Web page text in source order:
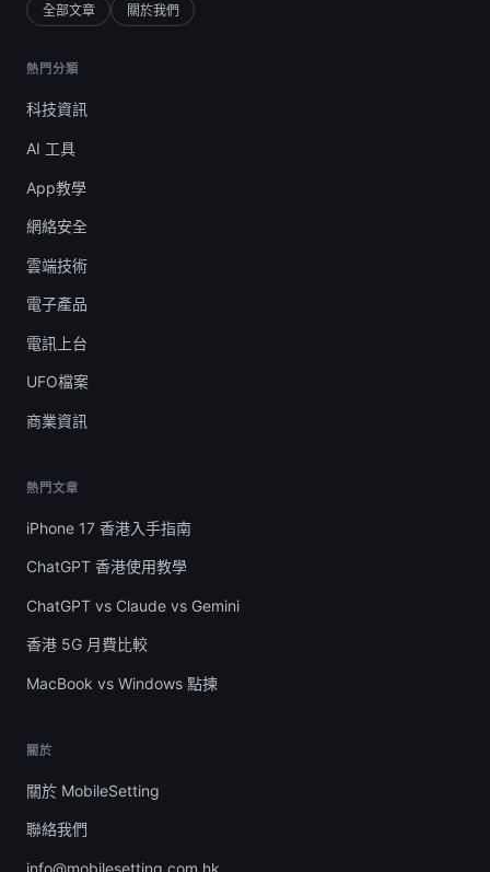
全部文章 關於我們
熱門分類
科技資訊
AI 工具
App教學
網絡安全
雲端技術
電子產品
電訊上台
UFO檔案
商業資訊
熱門文章
iPhone 17 香港入手指南
ChatGPT 香港使用教學
ChatGPT vs Claude vs Gemini
香港 5G 月費比較
MacBook vs Windows 點揀
關於
關於 MobileSetting
聯絡我們
info@mobilesetting.com.hk